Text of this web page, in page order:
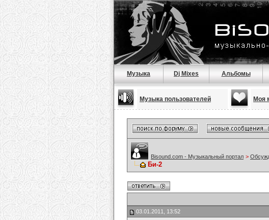
Музыка Dj Mixes Альбомы
Музыка пользователей Моя
Bisound.com - Музыкальный портал >
Би-2
03.01.2011, 13:52